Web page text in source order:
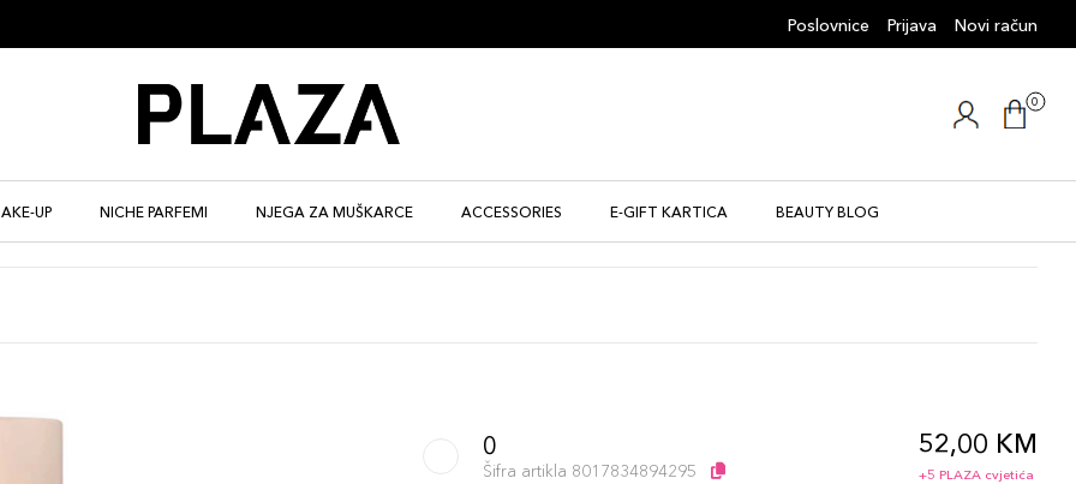
Poslovnice Prijava Novi račun
0
UP NICHE PARFEMI NJEGA ZA MUŠKARCE ACCESSORIES E-GIFT KARTICA BEAUTY BLOG
0
Šifra artikla 8017834894295
52,00 KM
+5 PLAZA cvjetića